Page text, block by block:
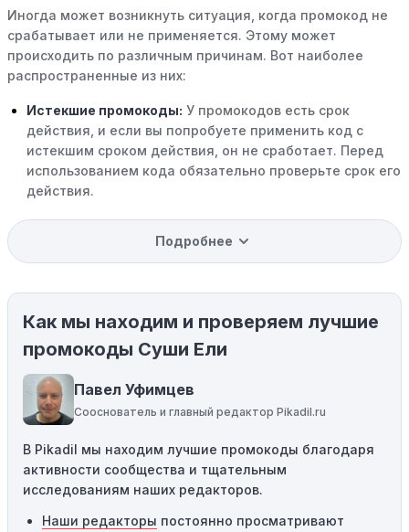
Иногда может возникнуть ситуация, когда промокод не
срабатывает или не применяется. Этому может
происходить по различным причинам. Вот наиболее
распространенные из них:
Истекшие промокоды: У промокодов есть срок
действия, и если вы попробуете применить код с
истекшим сроком действия, он не сработает. Перед
использованием кода обязательно проверьте срок его
действия.
Уже со скидкой:В некоторых случаях интересующий
вас товар может быть уже со скидкой. Некоторые
магазины предлагают скидки и акции напрямую, без
Ограничения на использование промокода:
Некоторые промокоды распространяются только на
определенные товары, бренды или категории. Если вы
пытаетесь применить код к товару, не
соответствующему критериям, он не сработает.
промокоды требуют соблюдения минимального
порога покупки, чтобы получить право на скидку. Если
сумма в корзине не соответствует указанному порогу,
код не сработает.
Подробнее
Как мы находим и проверяем лучшие
промокоды Суши Ели
Павел Уфимцев
Сооснователь и главный редактор Pikadil.ru
В Pikadil мы находим лучшие промокоды благодаря
активности сообщества и тщательным
исследованиям наших редакторов.
Наши редакторы постоянно просматривают